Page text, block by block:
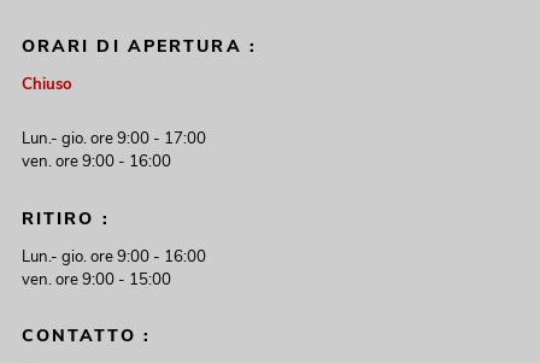
ORARI DI APERTURA :
Chiuso
Lun.- gio. ore 9:00 - 17:00
ven. ore 9:00 - 16:00
RITIRO :
Lun.- gio. ore 9:00 - 16:00
ven. ore 9:00 - 15:00
CONTATTO :